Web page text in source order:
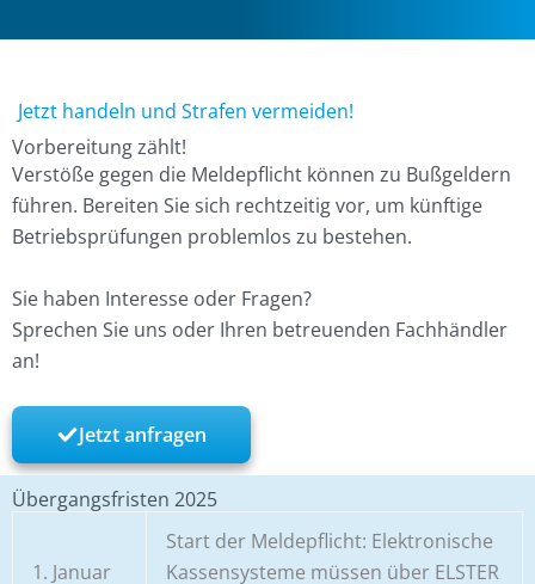
Jetzt handeln und Strafen vermeiden!
Vorbereitung zählt!
Verstöße gegen die Meldepflicht können zu Bußgeldern
führen. Bereiten Sie sich rechtzeitig vor, um künftige
Betriebsprüfungen problemlos zu bestehen.
Sie haben Interesse oder Fragen?
Sprechen Sie uns oder Ihren betreuenden Fachhändler
an!
Jetzt anfragen
Übergangsfristen 2025
1. Januar
Start der Meldepflicht: Elektronische
Kassensysteme müssen über ELSTER